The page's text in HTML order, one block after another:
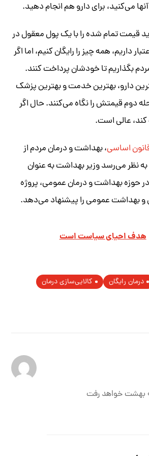
می‌کنید، برای دارو هم انجام دهید.
قیمت تمام شده را با یک پول معقول در
داریم، همه چیز را رایگان کنیم، اما اگر
بگذاریم تا خودشان پرداخت کنند.
دارو، بهترین خدمت و بهترین پزشک
دوم قیمتش را نگاه می‌کنند. حال اگر
عالی است.
اساسی، بهداشت و درمان مردم از
نظر می‌رسد وزیر بهداشت به عنوان
در حوزه بهداشت و درمان عمومی، پروژه
و بهداشت عمومی را پیشنهاد می‌دهد.
هدف احيای سياست است
درمان رایگان کالایی‌سازی درمان
بهشت خواهد رفت